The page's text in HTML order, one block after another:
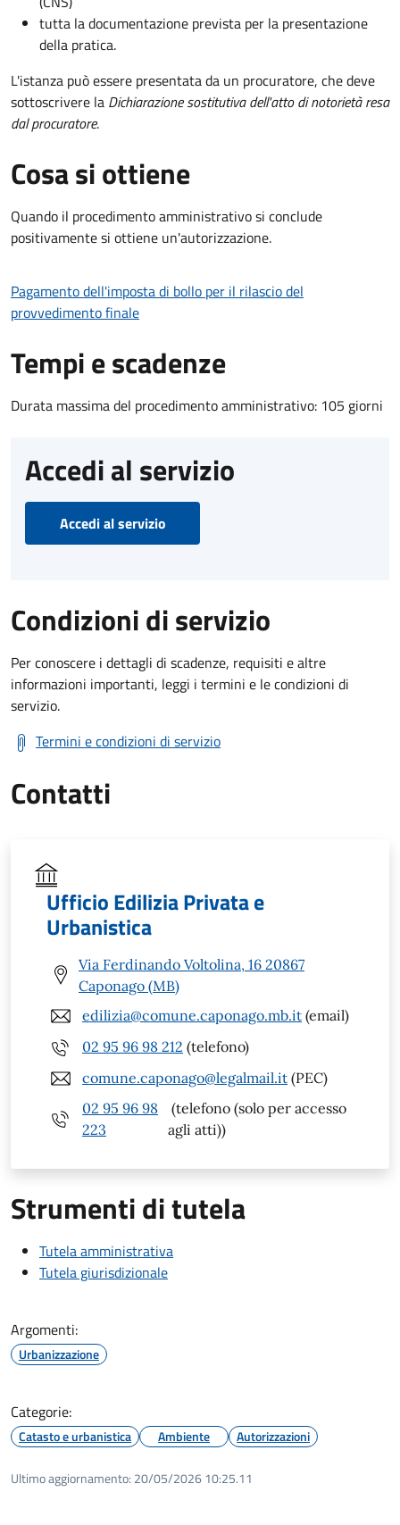
tutta la documentazione prevista per la presentazione
della pratica.
L'istanza può essere presentata da un procuratore, che deve
sottoscrivere la Dichiarazione sostitutiva dell'atto di notorietà resa
dal procuratore.
Cosa si ottiene
Quando il procedimento amministrativo si conclude
positivamente si ottiene un'autorizzazione.
Pagamento dell'imposta di bollo per il rilascio del
provvedimento finale
Tempi e scadenze
Durata massima del procedimento amministrativo: 105 giorni
Accedi al servizio
Accedi al servizio
Condizioni di servizio
Per conoscere i dettagli di scadenze, requisiti e altre
informazioni importanti, leggi i termini e le condizioni di
servizio.
Termini e condizioni di servizio
Contatti
Ufficio Edilizia Privata e
Urbanistica
Via Ferdinando Voltolina, 16 20867
Caponago (MB)
edilizia@comune.caponago.mb.it (email)
02 95 96 98 212 (telefono)
comune.caponago@legalmail.it (PEC)
02 95 96 98
223
(telefono (solo per accesso
agli atti))
Strumenti di tutela
Tutela amministrativa
Tutela giurisdizionale
Argomenti:
Urbanizzazione
Categorie:
Catasto e urbanistica Ambiente Autorizzazioni
Ultimo aggiornamento: 20/05/2026 10:25.11